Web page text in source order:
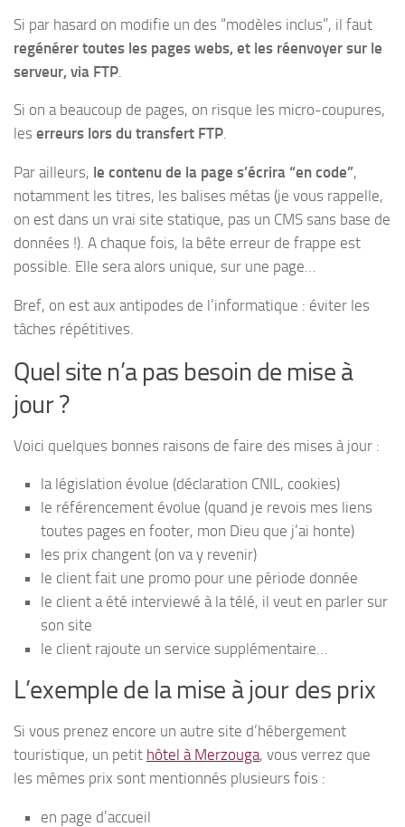
Si par hasard on modifie un des “modèles inclus”, il faut
regénérer toutes les pages webs, et les réenvoyer sur le
serveur, via FTP
Si on a beaucoup de pages, on risque les micro-coupures,
les erreurs lors du transfert FTP.
Par ailleurs, le contenu de la page s’écrira “en code”,
notamment les titres, les balises métas (je vous rappelle,
on est dans un vrai site statique, pas un CMS sans base de
données !). A chaque fois, la bête erreur de frappe est
possible. Elle sera alors unique, sur une page…
Bref, on est aux antipodes de l’informatique : éviter les
tâches répétitives.
Quel site n’a pas besoin de mise à
jour ?
Voici quelques bonnes raisons de faire des mises à jour :
la législation évolue (déclaration CNIL, cookies)
le référencement évolue (quand je revois mes liens
toutes pages en footer, mon Dieu que j’ai honte)
les prix changent (on va y revenir)
le client fait une promo pour une période donnée
le client a été interviewé à la télé, il veut en parler sur
son site
le client rajoute un service supplémentaire…
L’exemple de la mise à jour des prix
Si vous prenez encore un autre site d’hébergement
touristique, un petit hôtel à Merzouga, vous verrez que
les mêmes prix sont mentionnés plusieurs fois :
en page d’accueil